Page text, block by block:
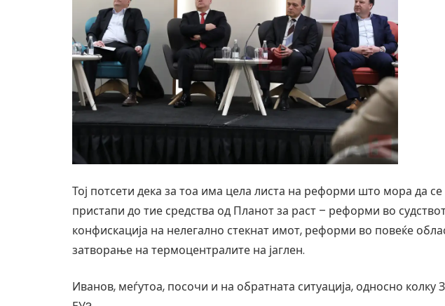
Тој потсети дека за тоа има цела листа на реформи што мора да се
пристапи до тие средства од Планот за раст – реформи во
конфискација на нелегално стекнат имот, реформи во повеќе
затворање на термоцентралите на јаглен.
Иванов, меѓутоа, посочи и на обратната ситуација, односно колку